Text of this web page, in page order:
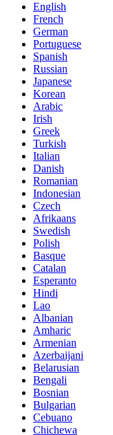
English
French
German
Portuguese
Spanish
Russian
Japanese
Korean
Arabic
Irish
Greek
Turkish
Italian
Danish
Romanian
Indonesian
Czech
Afrikaans
Swedish
Polish
Basque
Catalan
Esperanto
Hindi
Lao
Albanian
Amharic
Armenian
Azerbaijani
Belarusian
Bengali
Bosnian
Bulgarian
Cebuano
Chichewa